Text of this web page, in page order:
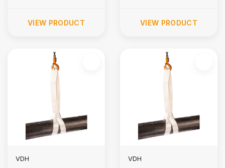
VIEW PRODUCT VIEW PRODUCT
VDH VDH